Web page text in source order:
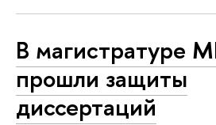
В магистратуре
прошли защиты
диссертаций